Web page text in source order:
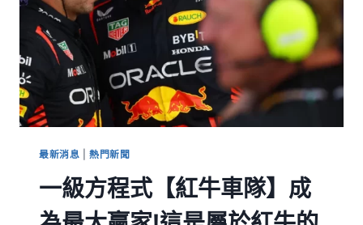
最新消息 |熱門新聞
一級方程式【紅牛車隊】成